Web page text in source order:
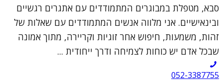
סבא, מטפלת במבוגרים המתמודדים עם אתגרים רגשיים
ובינאישיים. אני מלווה אנשים המתמודדים עם שאלות של
זהות, משמעות, חיפוש אחר זוגיות וקריירה, מתוך אמונה
שבכל אדם יש כוחות לצמיחה ודרך ייחודית ...
052-3387755